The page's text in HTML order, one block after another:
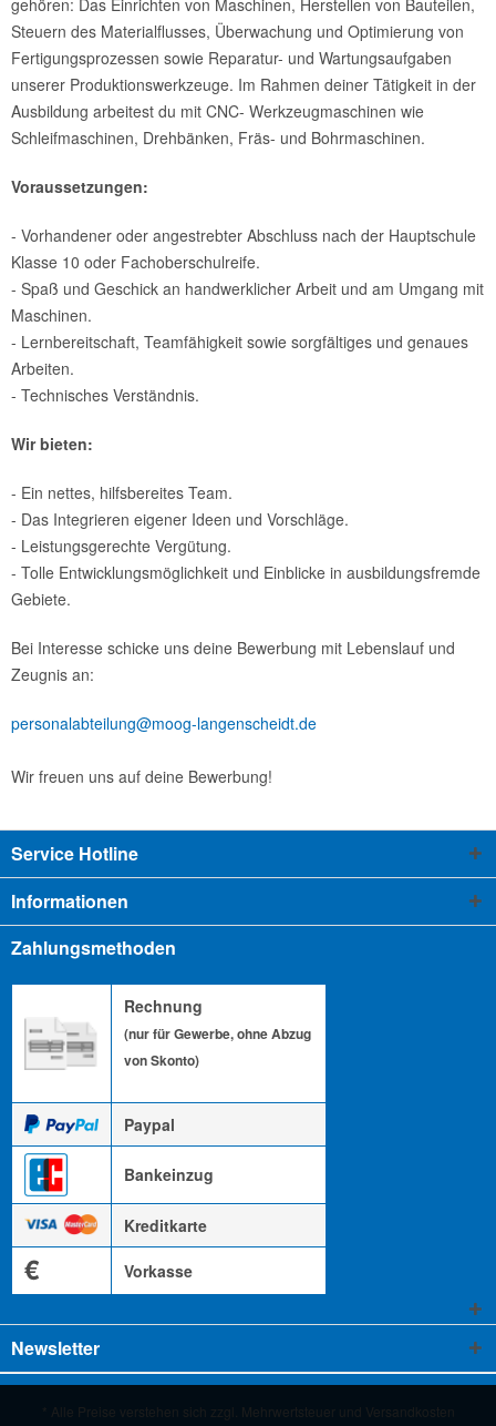
gehören: Das Einrichten von Maschinen, Herstellen von Bauteilen,
Steuern des Materialflusses, Überwachung und Optimierung von
Fertigungsprozessen sowie Reparatur- und Wartungsaufgaben
unserer Produktionswerkzeuge. Im Rahmen deiner Tätigkeit in der
Ausbildung arbeitest du mit CNC- Werkzeugmaschinen wie
Schleifmaschinen, Drehbänken, Fräs- und Bohrmaschinen.
Voraussetzungen:
- Vorhandener oder angestrebter Abschluss nach der Hauptschule
Klasse 10 oder Fachoberschulreife.
- Spaß und Geschick an handwerklicher Arbeit und am Umgang mit
Maschinen.
- Lernbereitschaft, Teamfähigkeit sowie sorgfältiges und genaues
Arbeiten.
- Technisches Verständnis.
Wir bieten:
- Ein nettes, hilfsbereites Team.
- Das Integrieren eigener Ideen und Vorschläge.
- Leistungsgerechte Vergütung.
- Tolle Entwicklungsmöglichkeit und Einblicke in ausbildungsfremde
Gebiete.
Bei Interesse schicke uns deine Bewerbung mit Lebenslauf und
Zeugnis an:
personalabteilung@moog-langenscheidt.de
Wir freuen uns auf deine Bewerbung!
Service Hotline
Informationen
Zahlungsmethoden
Rechnung
(nur für Gewerbe, ohne Abzug
von Skonto)
Paypal
Bankeinzug
Kreditkarte
€ Vorkasse
Newsletter
* Alle Preise verstehen sich zzgl. Mehrwertsteuer und Versandkosten